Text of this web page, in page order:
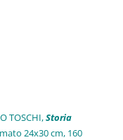
TOSCHI,Storia
24x30 cm, 160